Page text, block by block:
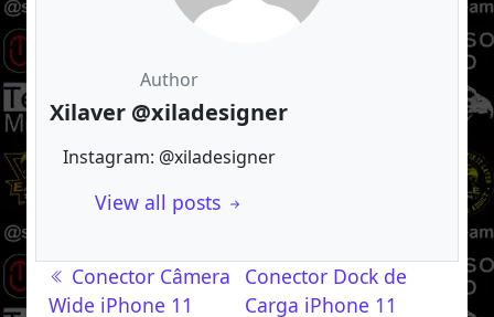
Author
Xilaver @xiladesigner
Instagram: @xiladesigner
View all posts
Navegação de post
Conector Câmera
Wide iPhone 11
Conector Dock de
Carga iPhone 11